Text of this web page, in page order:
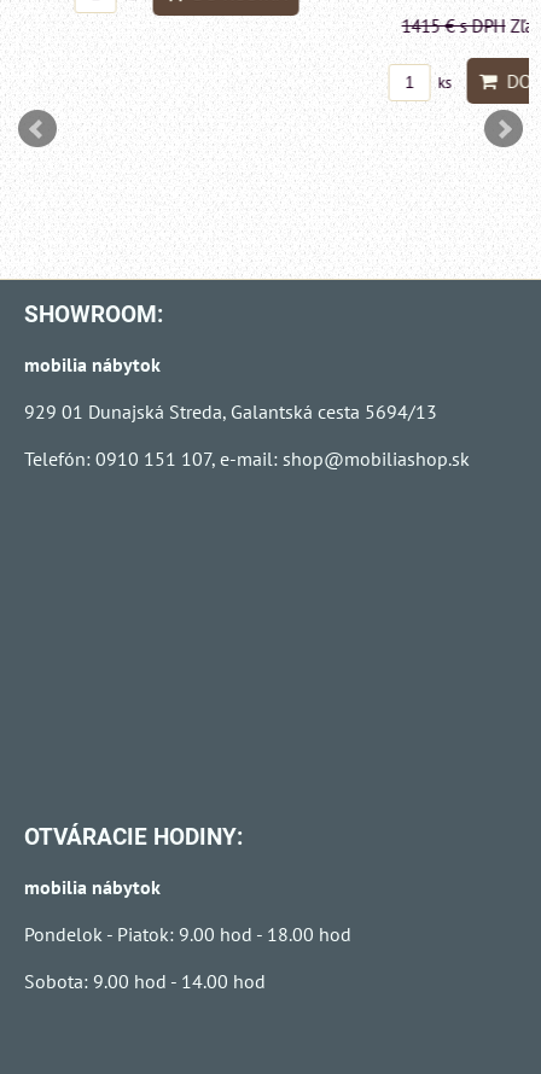
1415 €s DPH Zľava
ks DO
SHOWROOM:
mobilia nábytok
929 01 Dunajská Streda, Galantská cesta 5694/13
Telefón: 0910 151 107, e-mail: shop@mobiliashop.sk
OTVÁRACIE HODINY:
mobilia nábytok
Pondelok - Piatok: 9.00 hod - 18.00 hod
Sobota: 9.00 hod - 14.00 hod